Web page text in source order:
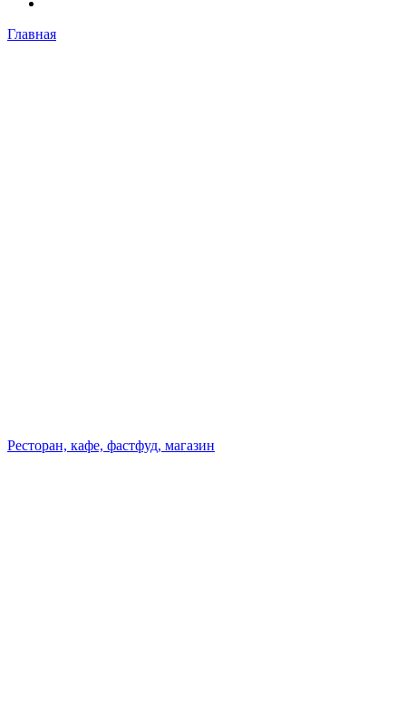
Главная
Ресторан, кафе, фастфуд, магазин